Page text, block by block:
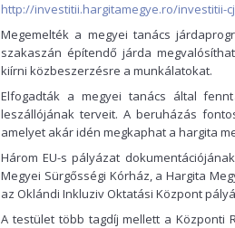
http://investitii.hargitamegye.ro/investitii-
Megemelték a megyei tanács
szakaszán építendő járda
kiírni közbeszerzésre a munkálatokat.
Elfogadták a megyei tanács által
leszállójának terveit. A beruházás
amelyet akár idén megkaphat a hargita
Három EU-s pályázat
Megyei Sürgősségi Kórház, a Hargita
az Oklándi Inkluziv Oktatási Központ
A testület több tagdíj mellett a Központi